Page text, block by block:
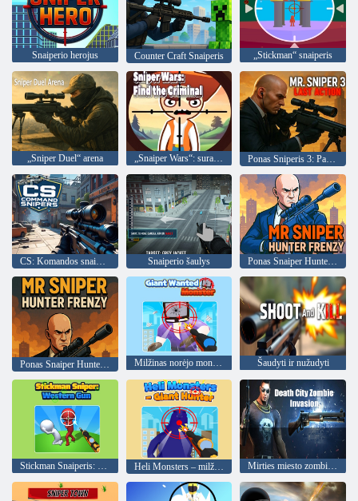
Snaiperio herojus Counter Craft Snaiperis „Stickman“ snaiperis
„Sniper Duel“ arena „Snaiper Wars“: suraskite nusikaltėlį Ponas Sniperis 3: Paskutinis veiksmas
Snaiperio šaulys
Milžinas norėjo monstro Šaudyti ir nužudyti
Stickman Snaiperis: Vakarų ginklas Heli Monsters – milžiniškas medžiotojas Mirties miesto zombių invazija